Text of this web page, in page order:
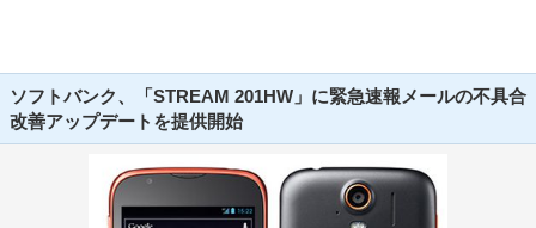
ソフトバンク、「STREAM 201HW」に緊急速報メールの不具合
改善アップデートを提供開始